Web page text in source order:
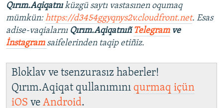
Qırım.Aqiqatnıküzgü saytı vastasınen oqumaq
mümkün:https://d3454ggyqnys2v.cloudfront.net. Esas
adise-vaqialarnı Qırım.AqiqatnıñTelegramve
İnstagram saifelerinden taqip etiñiz.
Bloklav ve tsenzurasız haberler!
Qırım.Aqiqat qullanımını qurmaq içün
iOS ve Android.